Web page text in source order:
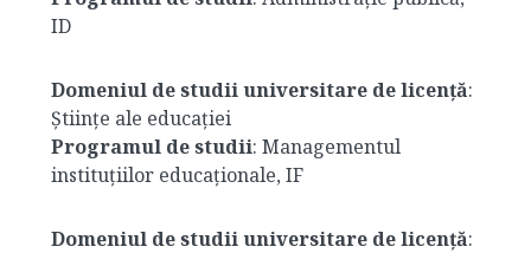
ID
Domeniul de studii universitare de licență:
Științe ale educației
Programul de studii: Managementul
instituțiilor educaționale, IF
Domeniul de studii universitare de licență: